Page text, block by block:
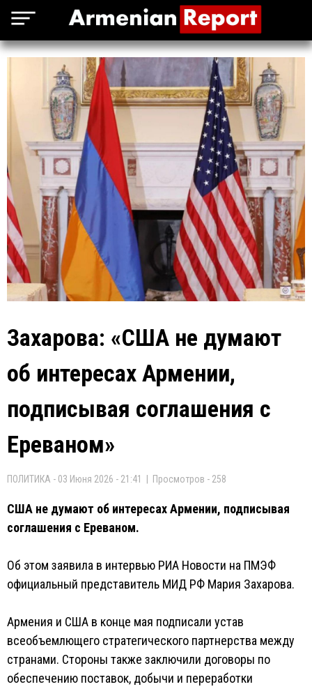
Захарова: «США не думают
об интересах Армении,
подписывая соглашения с
Ереваном»
ПОЛИТИКА - 03 Июня 2026 - 21:41 | Просмотров - 258
США не думают об интересах Армении, подписывая
соглашения с Ереваном.
Об этом заявила в интервью РИА Новости на ПМЭФ
официальный представитель МИД РФ Мария Захарова.
Армения и США в конце мая подписали устав
всеобъемлющего стратегического партнерства между
странами. Стороны также заключили договоры по
обеспечению поставок, добычи и переработки